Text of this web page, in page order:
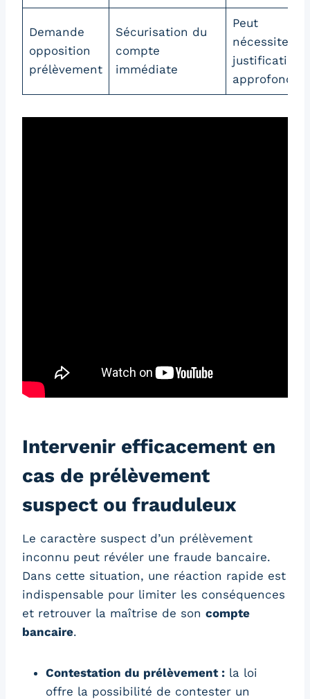
Demande
opposition
prélèvement
Sécurisation du
compte
immédiate
Peut
nécessiter
justification
approfondie
Intervenir efficacement en
cas de prélèvement
suspect ou frauduleux
Le caractère suspect d’un prélèvement
inconnu peut révéler une fraude bancaire.
Dans cette situation, une réaction rapide est
indispensable pour limiter les conséquences
et retrouver la maîtrise de son compte
bancaire.
Contestation du prélèvement : la loi
offre la possibilité de contester un